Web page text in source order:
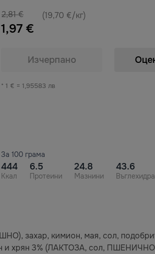
2,81 €
1,97 €
(19,70 €/кг)
Изчерпано
* 1 € = 1,95583 лв
За 100 грама
444
Ккал
6.5
Протеини
24.8
Мазнини
43.6
захар, кимион, мая, сол,
и хрян 3% (ЛАКТОЗА, сол,